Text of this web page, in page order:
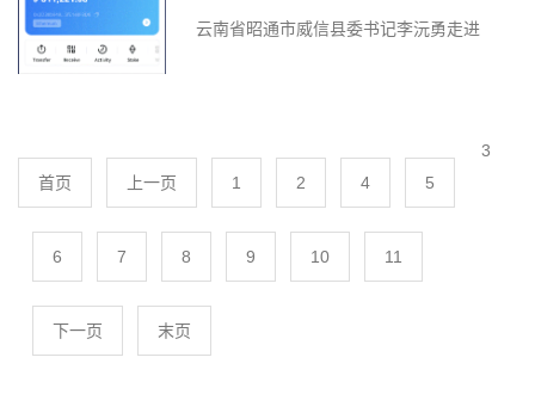
云南省昭通市威信县委书记李沅勇走进
首页 上一页 1 2
3
4
5
6 7 8 9 10 11
下一页 末页